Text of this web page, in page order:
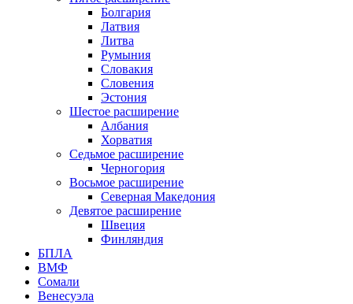
Болгария
Латвия
Литва
Румыния
Словакия
Словения
Эстония
Шестое расширение
Албания
Хорватия
Седьмое расширение
Черногория
Восьмое расширение
Северная Македония
Девятое расширение
Швеция
Финляндия
БПЛА
ВМФ
Сомали
Венесуэла